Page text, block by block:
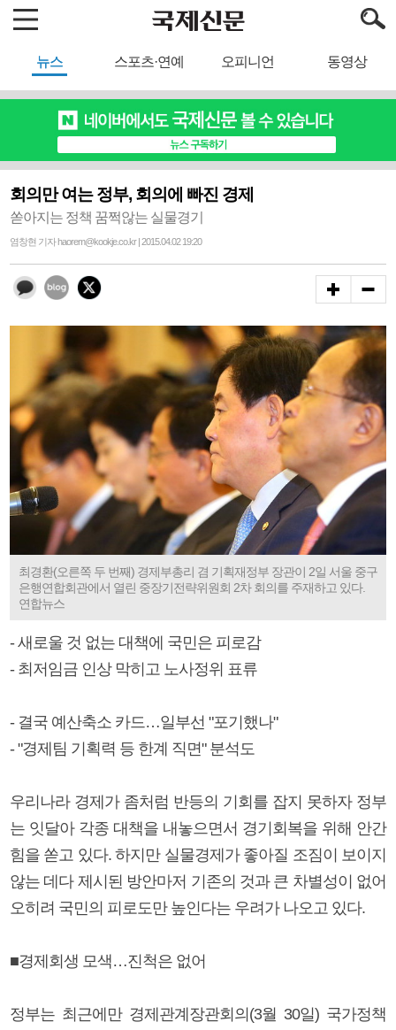
뉴스 스포츠·연예 오피니언 동영상
회의만 여는 정부, 회의에 빠진 경제
쏟아지는 정책 꿈쩍않는 실물경기
염창현 기자 haorem@kookje.co.kr | 2015.04.02 19:20
최경환(오른쪽 두 번째) 경제부총리 겸 기획재정부 장관이 2일 서울 중구
은행연합회관에서 열린 중장기전략위원회 2차 회의를 주재하고 있다.
연합뉴스
- 새로울 것 없는 대책에 국민은 피로감
- 최저임금 인상 막히고 노사정위 표류
- 결국 예산축소 카드…일부선 "포기했나"
- "경제팀 기획력 등 한계 직면" 분석도
우리나라 경제가 좀처럼 반등의 기회를 잡지 못하자 정부
는 잇달아 각종 대책을 내놓으면서 경기회복을 위해 안간
힘을 쏟고 있다. 하지만 실물경제가 좋아질 조짐이 보이지
않는 데다 제시된 방안마저 기존의 것과 큰 차별성이 없어
오히려 국민의 피로도만 높인다는 우려가 나오고 있다.
■경제회생 모색…진척은 없어
정부는 최근에만 경제관계장관회의(3월 30일) 국가정책